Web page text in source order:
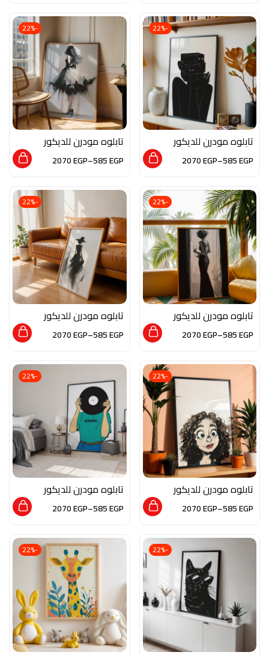
-22%
تابلوه مودرن للديكور
من الخشب الطبيعي و
الزجاج بلمسه من الفن
585EGP
–
2070EGP
-22%
تابلوه مودرن للديكور
من الخشب الطبيعي و
الزجاج بلمسه من الفن
585EGP
–
2070EGP
-22%
تابلوه مودرن للديكور
من الخشب الطبيعي و
الزجاج بلمسه من الفن
585EGP
–
2070EGP
-22%
تابلوه مودرن للديكور
من الخشب الطبيعي و
الزجاج بلمسه من الفن
585EGP
–
2070EGP
-22%
تابلوه مودرن للديكور
من الخشب الطبيعي و
الزجاج بلمسه من الفن
585EGP
–
2070EGP
-22%
تابلوه مودرن للديكور
من الخشب الطبيعي و
الزجاج بلمسه من الفن
585EGP
–
2070EGP
-22%
-22%